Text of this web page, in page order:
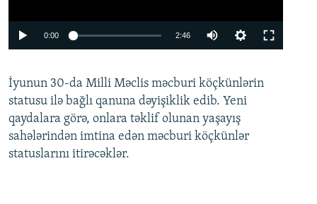
0:00 2:46
360p
480p
720p
İyunun 30-da Milli Məclis məcburi köçkünlərin
statusu ilə bağlı qanuna dəyişiklik edib. Yeni
qaydalara görə, onlara təklif olunan yaşayış
sahələrindən imtina edən məcburi köçkünlər
statuslarını itirəcəklər.